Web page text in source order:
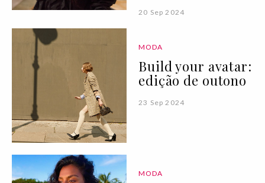
20 Sep 2024
MODA
Build your avatar:
edição de outono
23 Sep 2024
MODA